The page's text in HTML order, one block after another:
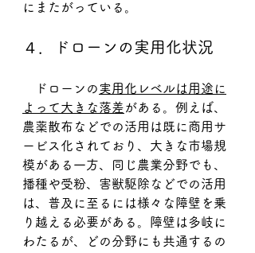
にまたがっている。
４．ドローンの実用化状況
ドローンの実用化レベルは用途に
よって大きな落差がある。例えば、
農薬散布などでの活用は既に商用サ
ービス化されており、大きな市場規
模がある一方、同じ農業分野でも、
播種や受粉、害獣駆除などでの活用
は、普及に至るには様々な障壁を乗
り越える必要がある。障壁は多岐に
わたるが、どの分野にも共通するの